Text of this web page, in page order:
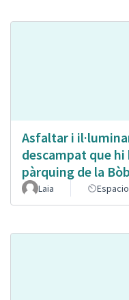
Asfaltar i
descampat que
pàrquing de la
Laia